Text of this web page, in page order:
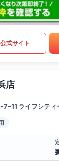
公式サイト
店
7ｰ11 ライフシテ